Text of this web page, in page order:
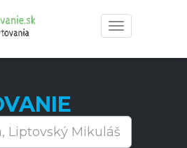
Toggle
navigation